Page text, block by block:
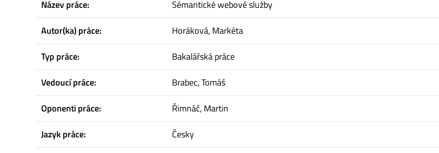
Název práce:
Sémantické webové služby
Autor(ka) práce:
Horáková, Markéta
Typ práce:
Bakalářská práce
Vedoucí práce:
Brabec, Tomáš
Oponenti práce:
Řimnáč, Martin
Jazyk práce:
Česky